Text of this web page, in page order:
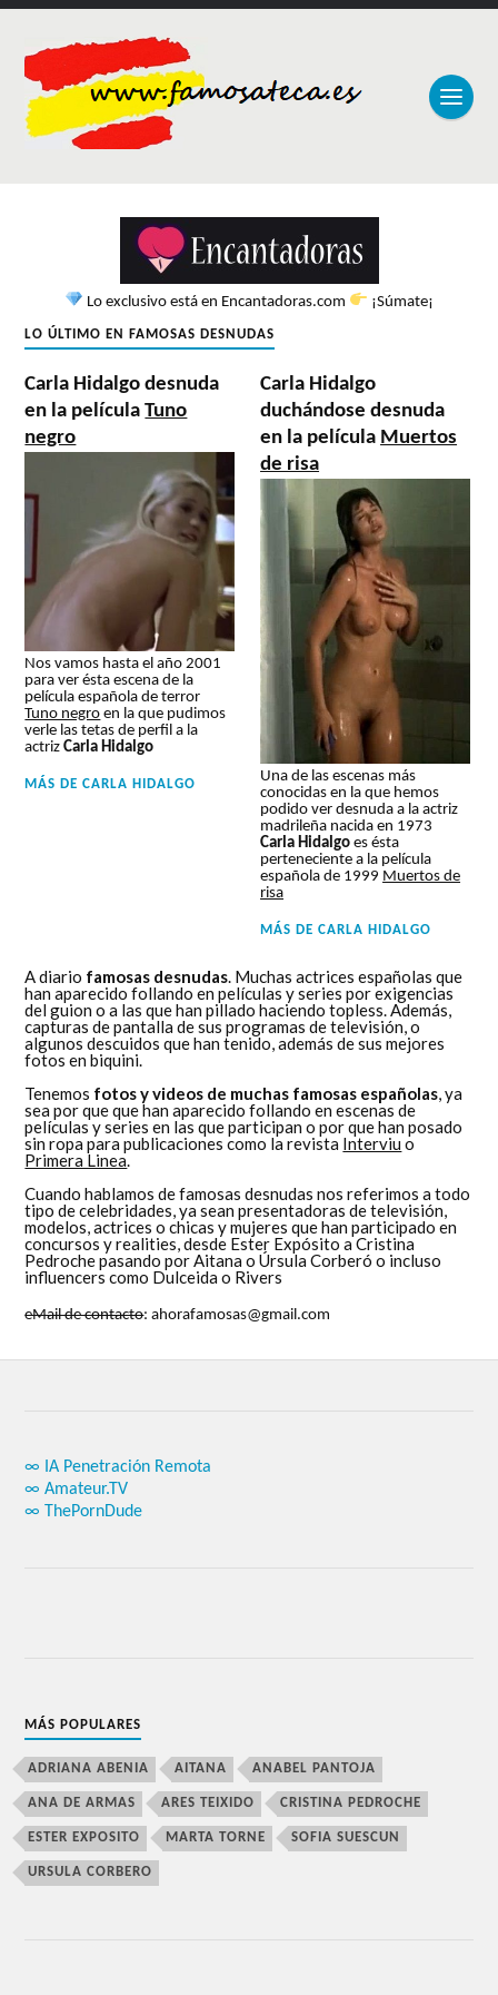
Lo exclusivo está en Encantadoras.com ¡Súmate¡
LO ÚLTIMO EN FAMOSAS DESNUDAS
Carla Hidalgo desnuda
en la películaTuno
negro
Nos vamos hasta el año 2001
para ver ésta escena de la
película española de terror
Tuno negro en la que pudimos
verle las tetas de perfil a la
actrizCarla Hidalgo
MÁS DECARLA HIDALGO
Carla Hidalgo
duchándose desnuda
en la película Muertos
de risa
Una de las escenas más
conocidas en la que hemos
podido ver desnuda a la actriz
madrileña nacida en 1973
Carla Hidalgo es ésta
perteneciente a la película
española de 1999 Muertos de
risa
MÁS DECARLA HIDALGO
A diario famosas desnudas . Muchas actrices españolas que
han aparecido follando en películas y series por exigencias
del guion o a las que han pillado haciendo topless. Además,
capturas de pantalla de sus programas de televisión, o
algunos descuidos que han tenido, además de sus mejores
fotos en biquini.
Tenemos fotos y videos de muchas famosas españolas , ya
sea por que que han aparecido follando en escenas de
películas y series en las que participan o por que han posado
sin ropa para publicaciones como la revista Interviu o
Primera Linea
Cuando hablamos de famosas desnudas nos referimos a todo
tipo de celebridades, ya sean presentadoras de televisión,
modelos, actrices o chicas y mujeres que han participado en
concursos y realities, desde Ester Expósito a Cristina
Pedroche pasando por Aitana o Úrsula Corberó o incluso
influencers como Dulceida o Rivers
eMail de contacto: ahorafamosas@gmail.com
∞ IA Penetración Remota
∞ Amateur.TV
∞ ThePornDude
MÁS POPULARES
ADRIANA ABENIA AITANA ANABEL PANTOJA
ANA DE ARMAS ARES TEIXIDO CRISTINA PEDROCHE
ESTER EXPOSITO MARTA TORNE SOFIA SUESCUN
URSULA CORBERO